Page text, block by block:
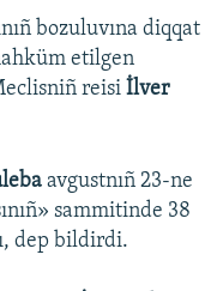
bozuluvına diqqat
etilgen
reisi İlver
avgustnıñ 23-ne
sammitinde 38
dep bildirdi.